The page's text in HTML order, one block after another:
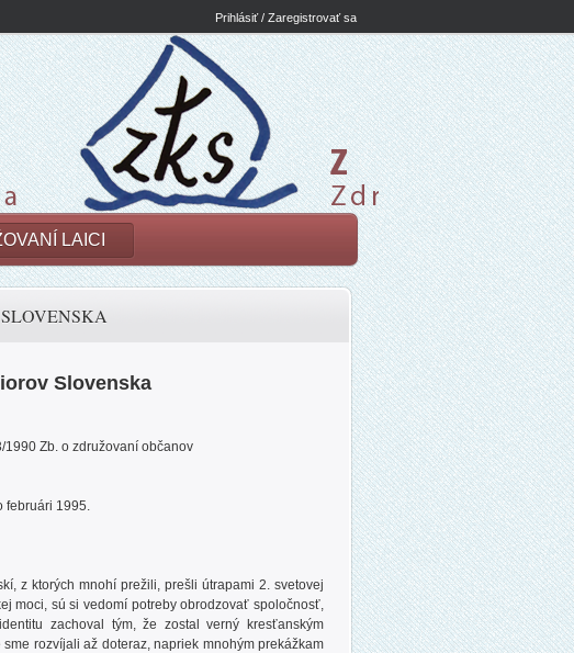
Prihlásiť / Zaregistrovať sa
LAICI
Slovenska
Zb. o združovaní občanov
februári 1995.
z ktorých mnohí prežili, prešli útrapami 2. svetovej
moci, sú si vedomí potreby obrodzovať spoločnosť,
zachoval tým, že zostal verný kresťanským
rozvíjali až doteraz, napriek mnohým prekážkam